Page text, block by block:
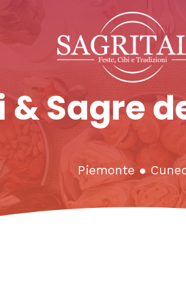
& Sagre
Piemonte ●